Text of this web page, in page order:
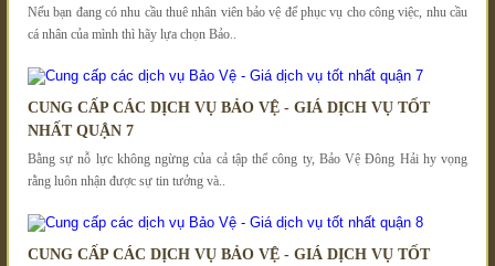
Nếu bạn đang có nhu cầu thuê nhân viên bảo vệ để phục vụ cho công việc, nhu cầu
cá nhân của mình thì hãy lựa chọn Bảo..
CUNG CẤP CÁC DỊCH VỤ BẢO VỆ - GIÁ DỊCH VỤ TỐT
NHẤT QUẬN 7
Bằng sự nỗ lực không ngừng của cả tập thể công ty, Bảo Vệ Đông Hải hy vọng
rằng luôn nhận được sự tin tưởng và..
CUNG CẤP CÁC DỊCH VỤ BẢO VỆ - GIÁ DỊCH VỤ TỐT